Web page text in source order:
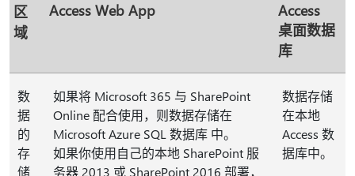
区
域
Access Web App
Access
桌面数据
库
数
据
的
存
储
如果将 Microsoft 365 与 SharePoint
Online 配合使用，则数据存储在
Microsoft Azure SQL 数据库 中。
如果你使用自己的本地 SharePoint 服
务器 2013 或 SharePoint 2016 部署，
数据存储
在本地
Access 数
据库中。